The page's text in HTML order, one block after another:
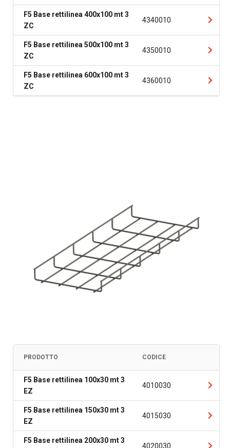
F5 Base rettilinea 400x100 mt 3
ZC
4340010
F5 Base rettilinea 500x100 mt 3
ZC
4350010
F5 Base rettilinea 600x100 mt 3
ZC
4360010
PRODOTTO CODICE
F5 Base rettilinea 100x30 mt 3
EZ
4010030
F5 Base rettilinea 150x30 mt 3
EZ
4015030
F5 Base rettilinea 200x30 mt 3
4020030